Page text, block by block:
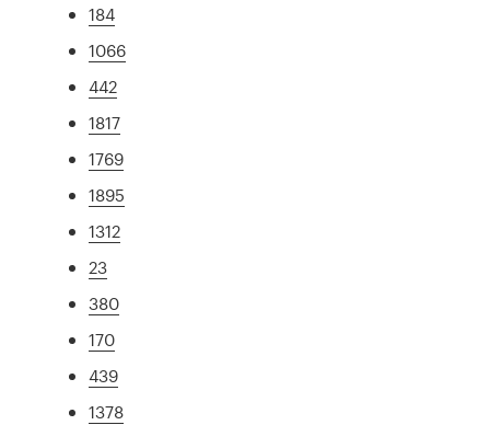
184
1066
442
1817
1769
1895
1312
23
380
170
439
1378